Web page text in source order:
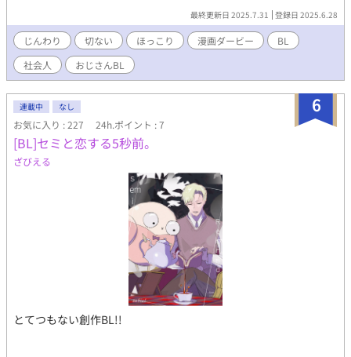
最終更新日 2025.7.31 登録日 2025.6.28
じんわり 切ない ほっこり 漫画ダービー
BL
社会人
おじさんBL
6
連載中 なし
お気に入り : 227 24h.ポイント : 7
[BL]セミと恋する5秒前。
ざびえる
とてつもない創作BL!!